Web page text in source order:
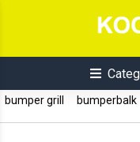
bumper grill bumperbalk